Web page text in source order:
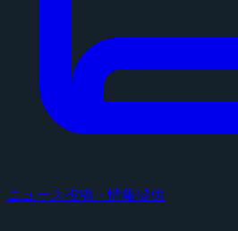
ニュース投稿・情報提供